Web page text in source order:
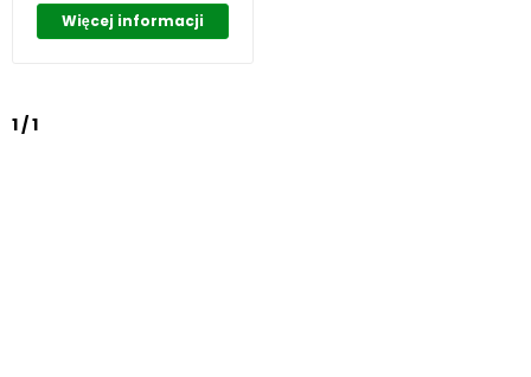
Więcej informacji
1 / 1